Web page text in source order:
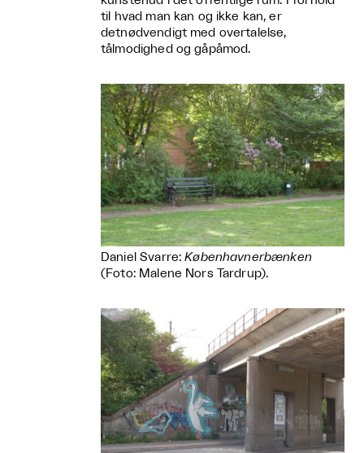
til hvad man kan og ikke kan, er
detnødvendigt med overtalelse,
tålmodighed og gåpåmod.
Daniel Svarre:Københavnerbænken
(Foto: Malene Nors Tardrup).